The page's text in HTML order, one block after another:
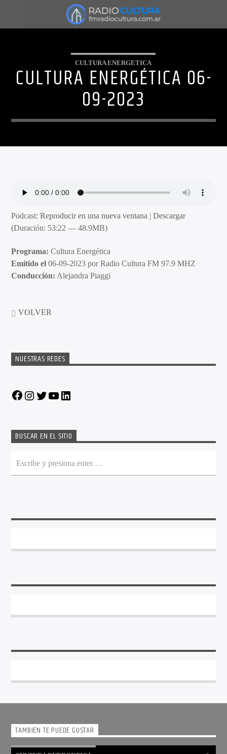
CULTURA ENERGETICA
CULTURA ENERGÉTICA 06-
09-2023
Podcast:Reproducir en una nueva ventana |Descargar
(Duración: 53:22 — 48.9MB)
Programa: Cultura Energética
Emitido el06-09-2023 por Radio Cultura FM 97.9 MHZ
Conducción: Alejandra Piaggi
VOLVER
NUESTRAS REDES
FacebookInstagram
TwitterYouTube
BUSCAR EN EL SITIO
TAMBIÉN TE PUEDE GUSTAR